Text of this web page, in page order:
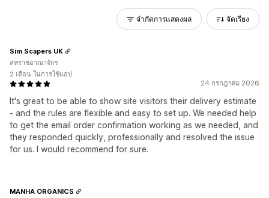
จำกัดการแสดงผล จัดเรียง
24 กรกฎาคม 2026
It's great to be able to show site visitors their delivery estimate
- and the rules are flexible and easy to set up. We needed help
to get the email order confirmation working as we needed, and
they responded quickly, professionally and resolved the issue
for us. I would recommend for sure.
Sim Scapers UK
สหราชอาณาจักร
2 เดือน ในการใช้แอป
MANHA ORGANICS